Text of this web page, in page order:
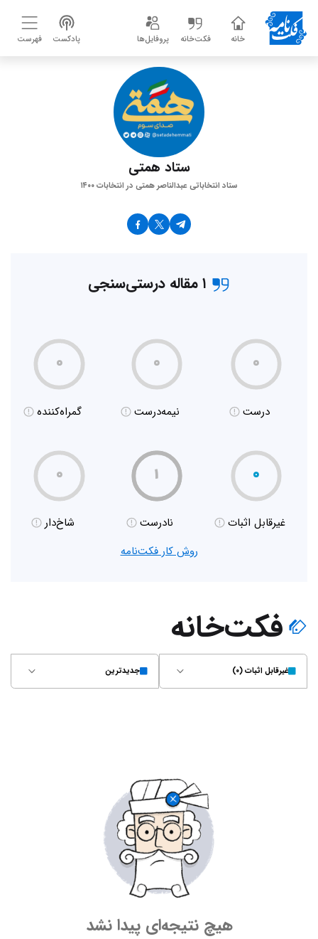
خانه فکت‌خانه پروفایل‌ها پادکست فهرست
ستاد همتی
ستاد انتخاباتی عبدالناصر همتی در انتخابات ۱۴۰۰
۱ مقاله درستی‌سنجی
۰
درست
۰
نیمه‌درست
۰
گمراه‌کننده
۰
غیر‌قابل اثبات
۱
نادرست
۰
شاخ‌دار
روش کار فکت‌نامه
فکت‌خانه
غیر‌قابل اثبات (۰) جدیدترین
هیچ نتیجه‌ای پیدا نشد